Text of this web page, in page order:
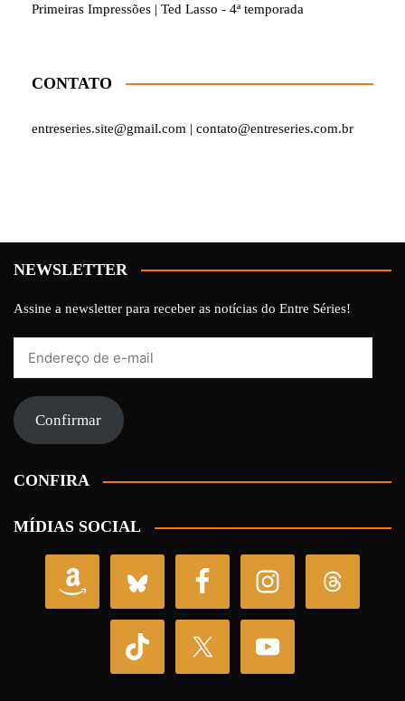
Primeiras Impressões | Ted Lasso - 4ª temporada
CONTATO
entreseries.site@gmail.com | contato@entreseries.com.br
NEWSLETTER
Assine a newsletter para receber as notícias do Entre Séries!
mail Confirmar
CONFIRA
MÍDIAS SOCIAL